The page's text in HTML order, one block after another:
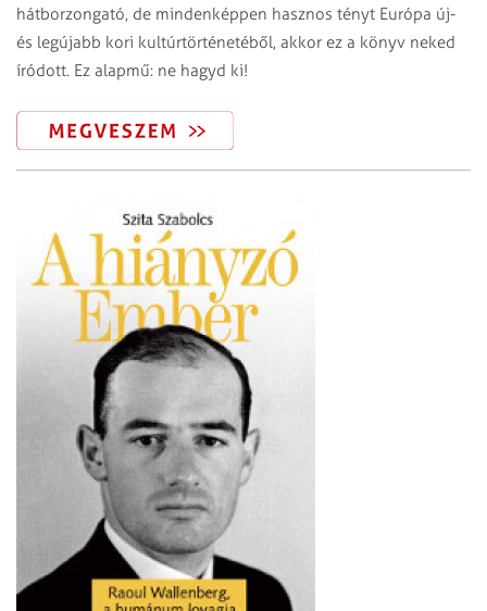
hátborzongató, de mindenképpen hasznos tényt Európa új-
és legújabb kori kultúrtörténetéből, akkor ez a könyv neked
íródott. Ez alapmű: ne hagyd ki!